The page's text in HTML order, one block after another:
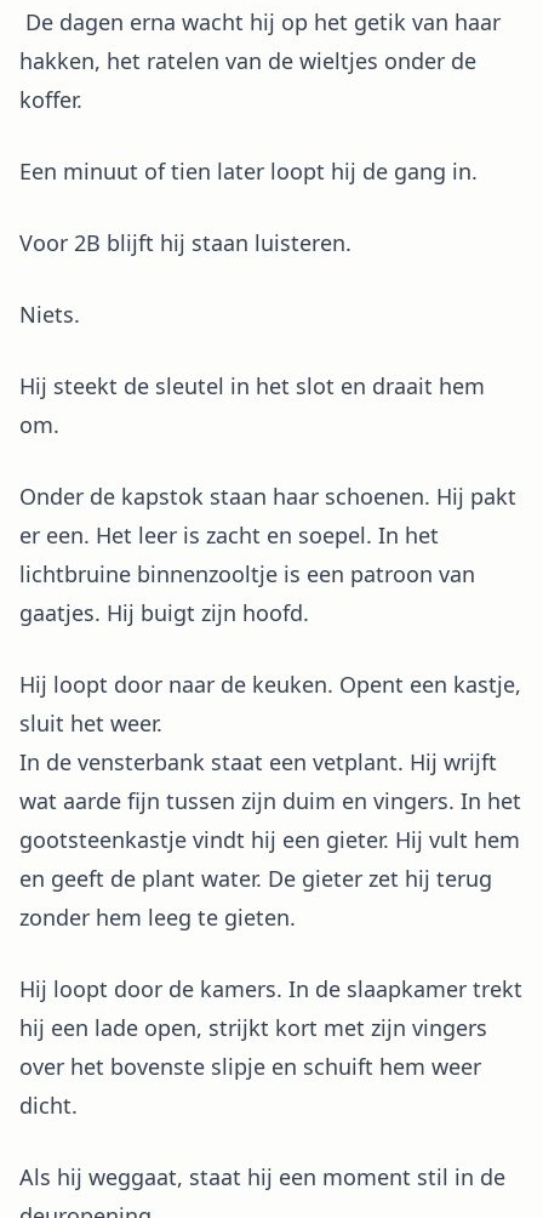
De dagen erna wacht hij op het getik van haar
hakken, het ratelen van de wieltjes onder de
koffer.
Een minuut of tien later loopt hij de gang in.
Voor 2B blijft hij staan luisteren.
Niets.
Hij steekt de sleutel in het slot en draait hem
om.
Onder de kapstok staan haar schoenen. Hij pakt
er een. Het leer is zacht en soepel. In het
lichtbruine binnenzooltje is een patroon van
gaatjes. Hij buigt zijn hoofd.
Hij loopt door naar de keuken. Opent een kastje,
sluit het weer.
In de vensterbank staat een vetplant. Hij wrijft
wat aarde fijn tussen zijn duim en vingers. In het
gootsteenkastje vindt hij een gieter. Hij vult hem
en geeft de plant water. De gieter zet hij terug
zonder hem leeg te gieten.
Hij loopt door de kamers. In de slaapkamer trekt
hij een lade open, strijkt kort met zijn vingers
over het bovenste slipje en schuift hem weer
dicht.
Als hij weggaat, staat hij een moment stil in de